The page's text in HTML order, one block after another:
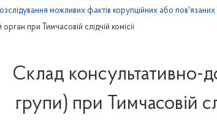
можливих фактів корупційних або
при Тимчасовій слідчій комісії
Склад консультативно-
групи) при Тимчасовій